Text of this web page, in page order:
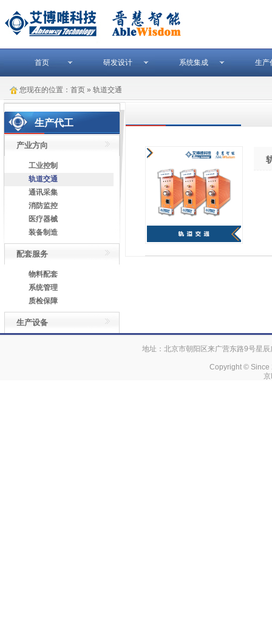
首页 研发设计 系统集成 生产
您现在的位置： 首页 » 轨道交通
生产代工
产业方向
工业控制
轨道交通
通讯采集
消防监控
医疗器械
装备制造
配套服务
物料配套
系统管理
质检保障
生产设备
地址：北京市朝阳区来广营东路9号星
Copyright © Since